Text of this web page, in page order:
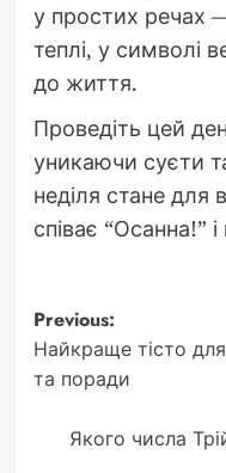
у простих речах
теплі, у символі
до життя.
Проведіть цей
уникаючи суєти
неділя стане
співає “Осанна!”
Post
navigation
Previous:
Найкраще тісто
та поради
Якого числа